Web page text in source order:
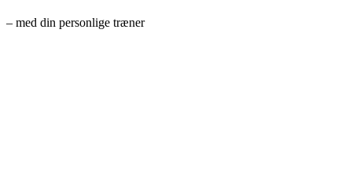
– med din personlige træner